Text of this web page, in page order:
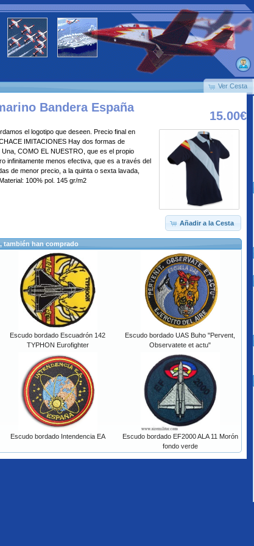
Ver Cesta
15.00€
Bandera España
el logotipo que deseen. Precio final en
IMITACIONES Hay dos formas de
COMO EL NUESTRO, que es el propio
infinitamente menos efectiva, que es a través del
de menor precio, a la quinta o sexta lavada,
100% pol. 145 gr/m2
Añadir a la Cesta
también han comprado
Escudo bordado Escuadrón 142
TYPHON Eurofighter
Escudo bordado UAS Buho "Pervent,
Observatete et actu"
Escudo bordado Intendencia EA
Escudo bordado EF2000 ALA 11 Morón
fondo verde